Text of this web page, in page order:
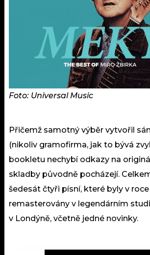
Foto: Universal Music
Přičemž samotný výběr vytvořil
(nikoliv gramofirma, jak to bývá
bookletu nechybí odkazy na
skladby původně pocházejí.
šedesát čtyři písní, které byly v
remasterovány v legendárním
v Londýně, včetně jedné novinky.